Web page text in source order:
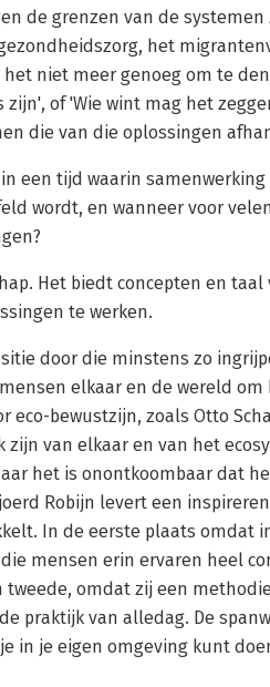
de grenzen van de
het
niet meer genoeg om te
of 'Wie wint mag het
die van die oplossingen
een tijd waarin
wordt, en wanneer voor
Het biedt concepten en
te werken.
door die minstens zo
elkaar en de wereld
eco-bewustzijn, zoals Otto
van elkaar en van het
het is onontkoombaar dat
Robijn levert een
In de eerste plaats omdat
mensen erin ervaren heel
omdat zij een
praktijk van alledag. De
in je eigen omgeving kunt